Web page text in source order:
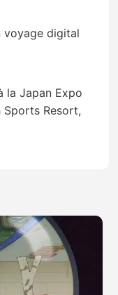
voyage digital
la Japan Expo
Sports Resort,